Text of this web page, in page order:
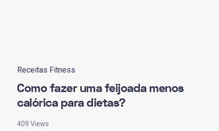
Receitas Fitness
Como fazer uma feijoada menos
calórica para dietas?
409 Views